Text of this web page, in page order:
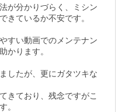
が分かりづらく、ミシン
きているか不安です。
すい動画でのメンテナン
かります。
したが、更にガタツキな
きており、残念ですがこ
。